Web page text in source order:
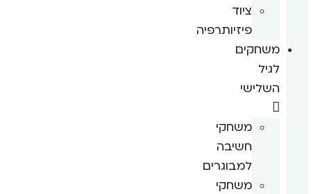
ציוד
פיזיותרפיה
משחקים
לגיל
השלישי
משחקי
חשיבה
למבוגרים
משחקי